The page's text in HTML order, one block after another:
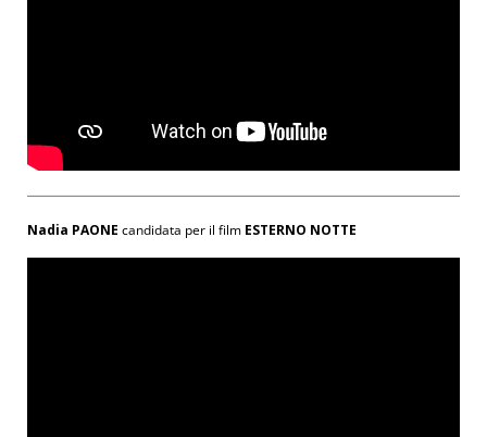
Nadia PAONE candidata per il film ESTERNO NOTTE